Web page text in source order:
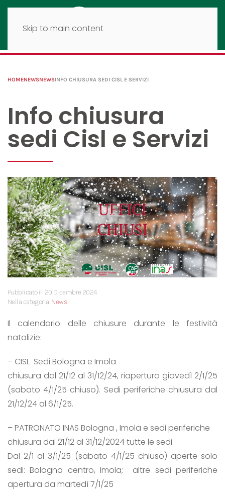
Skip to main content
HOMENEWSNEWSINFO CHIUSURA SEDI CISL E SERVIZI
Info chiusura
sedi Cisl e Servizi
Pubblicato il: 20 Dicembre 2024
Nella categoria:News
Il calendario delle chiusure durante le festività
natalizie:
– CISL Sedi Bologna e Imola
chiusura dal 21/12 al 31/12/24, riapertura giovedì 2/1/25
(sabato 4/1/25 chiuso). Sedi periferiche chiusura dal
21/12/24 al 6/1/25.
– PATRONATO INAS Bologna , Imola e sedi periferiche
chiusura dal 21/12 al 31/12/2024 tutte le sedi.
Dal 2/1 al 3/1/25 (sabato 4/1/25 chiuso) aperte solo
sedi: Bologna centro, Imola; altre sedi periferiche
apertura da martedì 7/1/25